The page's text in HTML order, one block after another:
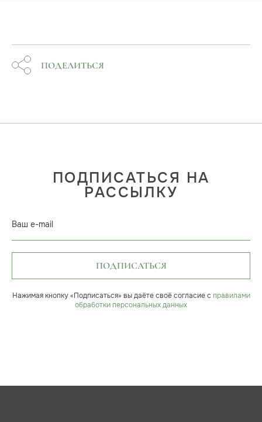
ПОДЕЛИТЬСЯ
ПОДПИСАТЬСЯ НА
РАССЫЛКУ
Ваш e-mail
ПОДПИСАТЬСЯ
Нажимая кнопку «Подписаться» вы даёте своё согласие с правилами
обработки персональных данных